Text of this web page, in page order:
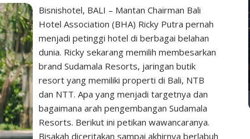
Bisnishotel, BALI – Mantan Chairman Bali
Hotel Association (BHA) Ricky Putra pernah
menjadi petinggi hotel di berbagai belahan
dunia. Ricky sekarang memilih membesarkan
brand Sudamala Resorts, jaringan butik
resort yang memiliki properti di Bali, NTB
dan NTT. Apa yang menjadi targetnya dan
bagaimana arah pengembangan Sudamala
Resorts. Berikut ini petikan wawancaranya.
Bisakah diceritakan sampai akhirnya berlabuh